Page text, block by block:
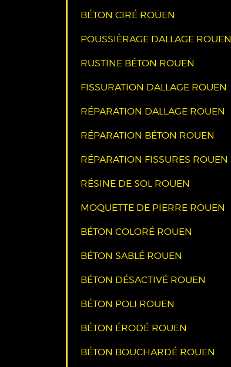
BÉTON CIRÉ ROUEN
POUSSIÈRAGE DALLAGE ROUEN
RUSTINE BÉTON ROUEN
FISSURATION DALLAGE ROUEN
RÉPARATION DALLAGE ROUEN
RÉPARATION BÉTON ROUEN
RÉPARATION FISSURES ROUEN
RÉSINE DE SOL ROUEN
MOQUETTE DE PIERRE ROUEN
BÉTON COLORÉ ROUEN
BÉTON SABLÉ ROUEN
BÉTON DÉSACTIVÉ ROUEN
BÉTON POLI ROUEN
BÉTON ÉRODÉ ROUEN
BÉTON BOUCHARDÉ ROUEN